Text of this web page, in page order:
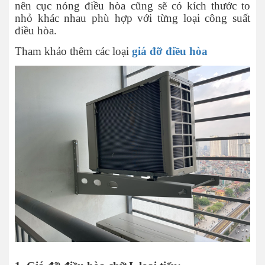
nên cục nóng điều hòa cũng sẽ có kích thước to
nhỏ khác nhau phù hợp với từng loại công suất
điều hòa.
Tham khảo thêm các loại giá đỡ điều hòa